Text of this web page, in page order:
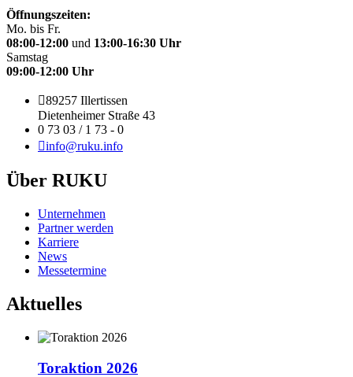
Öffnungszeiten:
Mo. bis Fr.
08:00-12:00 und 13:00-16:30 Uhr
Samstag
09:00-12:00 Uhr
89257 Illertissen
Dietenheimer Straße 43
0 73 03 / 1 73 - 0
info@ruku.info
Über RUKU
Unternehmen
Partner werden
Karriere
News
Messetermine
Aktuelles
Toraktion 2026